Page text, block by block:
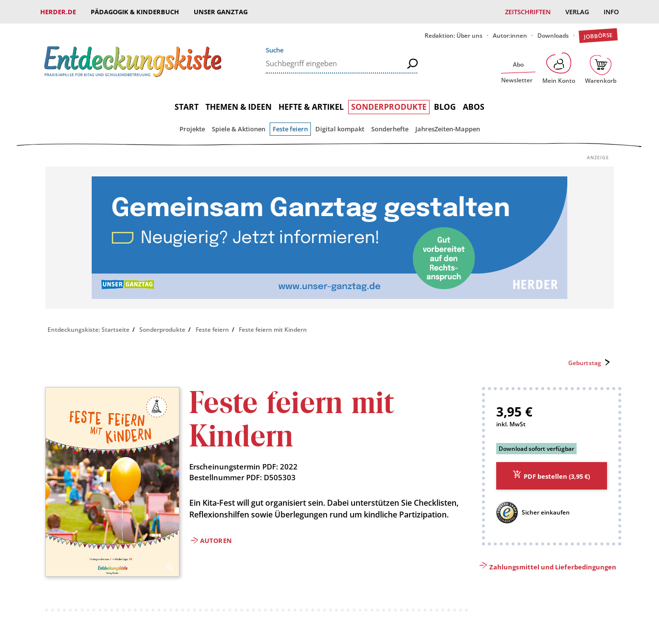
HERDER.DE PÄDAGOGIK & KINDERBUCH UNSER GANZTAG ZEITSCHRIFTEN VERLAG INFO
Redaktion: Über uns Autor:innen Downloads JOBBÖRSE
Suche
Abo
Newsletter
Mein Konto Warenkorb
START THEMEN & IDEEN HEFTE & ARTIKEL SONDERPRODUKTE BLOG ABOS
Projekte Spiele & Aktionen Feste feiern Digital kompakt Sonderhefte JahresZeiten-Mappen
Entdeckungskiste: Startseite Sonderprodukte Feste feiern Feste feiern mit Kindern
Geburtstag
Feste feiern mit
Kindern
Erscheinungstermin PDF: 2022
Bestellnummer PDF: D505303
Ein Kita-Fest will gut organisiert sein. Dabei unterstützen Sie Checklisten,
Reflexionshilfen sowie Überlegungen rund um kindliche Partizipation.
AUTOREN
3,95 €
inkl. MwSt
Download sofort verfügbar
PDF bestellen(3,95 €)
Sicher einkaufen
Zahlungsmittel und Lieferbedingungen